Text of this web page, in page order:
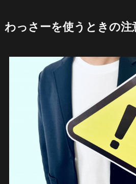
わっさーを使うときの注